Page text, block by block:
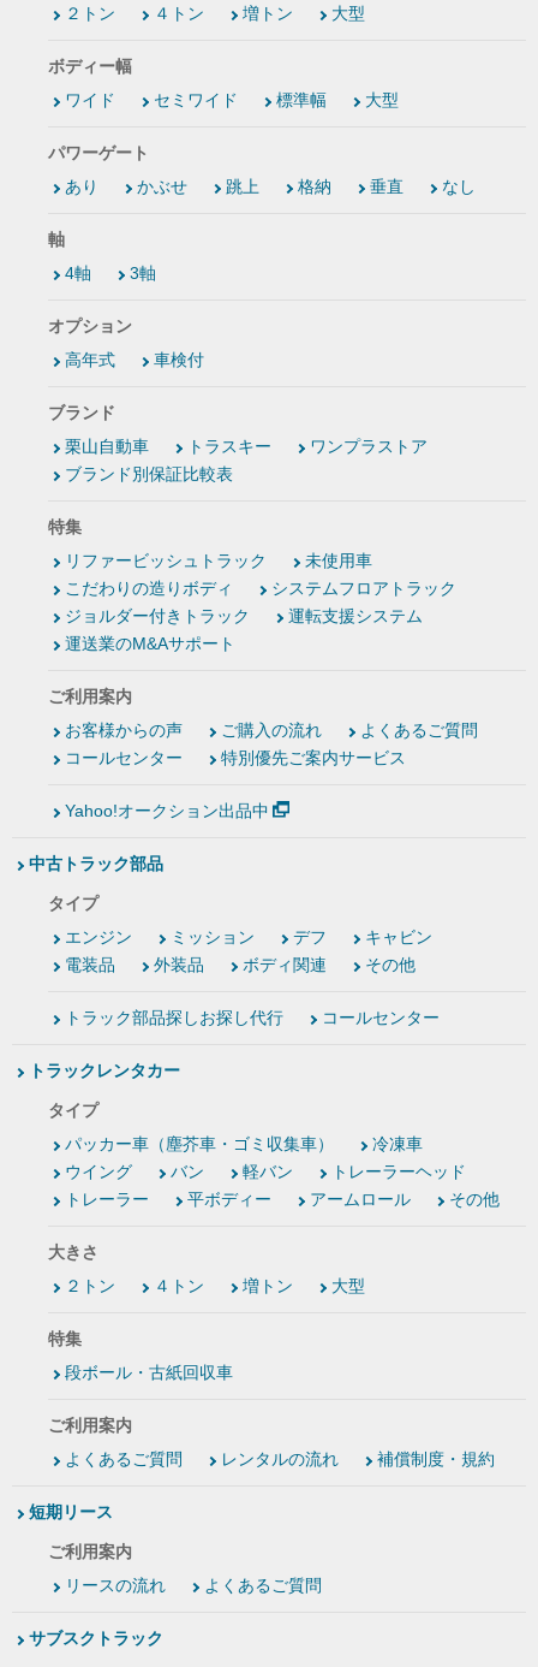
２トン
４トン 増トン 大型
ボディー幅
ワイド
セミワイド 標準幅 大型
パワーゲート
あり
かぶせ 跳上 格納 垂直 なし
軸
4軸
3軸
オプション
高年式
車検付
ブランド
栗山自動車
トラスキー
ワンプラストア
ブランド別保証比較表
特集
リファービッシュトラック
未使用車
こだわりの造りボディ
システムフロアトラック
ジョルダー付きトラック
運転支援システム
運送業のM&Aサポート
ご利用案内
お客様からの声
ご購入の流れ
よくあるご質問
コールセンター
特別優先ご案内サービス
Yahoo!オークション出品中
中古トラック部品
タイプ
エンジン
ミッション デフ
キャビン
電装品
外装品 ボディ関連 その他
トラック部品探しお探し代行 コールセンター
トラックレンタカー
タイプ
パッカー車（塵芥車・ゴミ収集車）
冷凍車
ウイング
バン 軽バン
トレーラーヘッド
トレーラー
平ボディー アームロール その他
大きさ
２トン
４トン 増トン 大型
特集
段ボール・古紙回収車
ご利用案内
よくあるご質問
レンタルの流れ 補償制度・規約
短期リース
ご利用案内
リースの流れ
よくあるご質問
サブスクトラック